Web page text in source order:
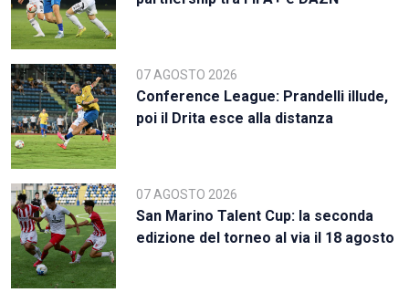
07 AGOSTO 2026
Conference League: Prandelli illude,
poi il Drita esce alla distanza
07 AGOSTO 2026
San Marino Talent Cup: la seconda
edizione del torneo al via il 18 agosto